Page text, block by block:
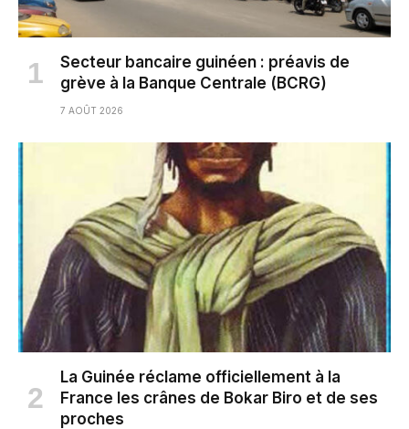
Secteur bancaire guinéen : préavis de
grève à la Banque Centrale (BCRG)
7 AOÛT 2026
La Guinée réclame officiellement à la
France les crânes de Bokar Biro et de ses
proches